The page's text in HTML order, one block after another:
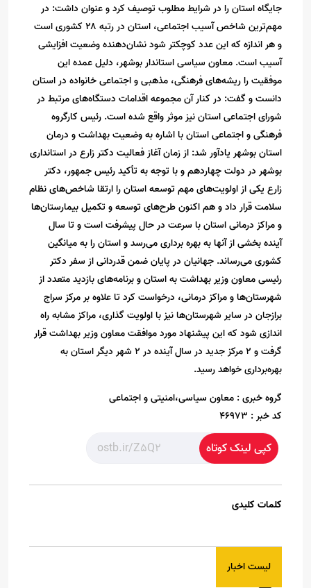
جایگاه استان را در شرایط مطلوب توصیف کرد و عنوان داشت: در
مهم‌ترین شاخص آسیب اجتماعی، استان در رتبه ۲۸ کشوری است
و هر اندازه که این عدد کوچکتر شود نشان‌دهنده وضعیت افزایشی
آسیب است. معاون سیاسی استاندار بوشهر، دلیل عمده این
موفقیت را ریشه‌های فرهنگی، مذهبی و اجتماعی خانواده در استان
دانست و گفت: در کنار آن مجموعه اقدامات دستگاه‌های مرتبط در
شورای اجتماعی استان نیز موثر واقع شده است. رئیس کارگروه
فرهنگی و اجتماعی استان با اشاره به وضعیت بهداشت و درمان
استان بوشهر یادآور شد: از زمان آغاز فعالیت دکتر زارع در استانداری
بوشهر در دولت چهاردهم و با توجه به تأکید رئیس جمهور، دکتر
زارع یکی از اولویت‌های مهم توسعه استان را ارتقا شاخص‌های نظام
سلامت قرار داد و هم اکنون طرح‌های توسعه و تکمیل بیمارستان‌ها
و مراکز درمانی استان با سرعت در حال پیشرفت است و تا سال
آینده بخشی از آنها به بهره برداری می‌رسد و استان را به میانگین
کشوری می‌رساند. جهانیان در پایان ضمن قدردانی از سفر دکتر
رئیسی معاون وزیر بهداشت به استان و برنامه‌های بازدید متعدد از
شهرستان‌ها و مراکز درمانی، درخواست کرد تا علاوه بر مرکز سراج
برازجان در سایر شهرستان‌ها نیز با اولویت گذاری، مراکز مشابه راه
اندازی شود که این پیشنهاد مورد موافقت معاون وزیر بهداشت قرار
گرفت و ۲ مرکز جدید در سال آینده در ۲ شهر دیگر استان به
بهره‌برداری خواهد رسید.
گروه خبری : معاون سیاسی،امنیتی و اجتماعی
کد خبر : 46973
کپی لینک کوتاه
کلمات کلیدی
لیست اخبار